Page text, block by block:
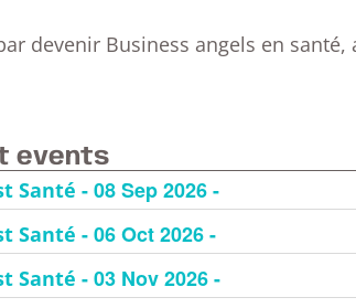
devenir Business angels en
events
Santé - 08 Sep 2026 -
Santé - 06 Oct 2026 -
Santé - 03 Nov 2026 -